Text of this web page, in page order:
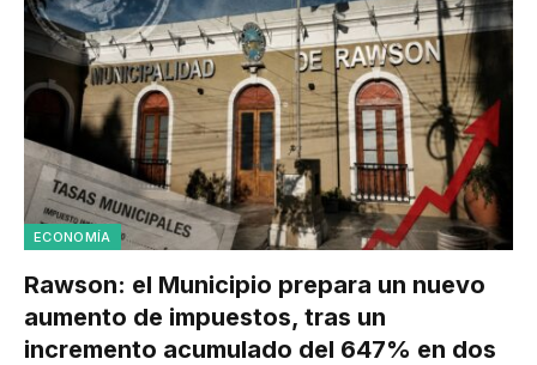
ECONOMÍA
Rawson: el Municipio prepara un nuevo
aumento de impuestos, tras un
incremento acumulado del 647% en dos